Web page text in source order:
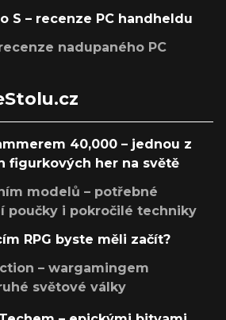
S – recenze PC handheldu
nadupaného PC
40,000 – jednou z
figurkových her na světě
modelů – potřebné
poučky i pokročilé techniky
RPG byste měli začít?
– wargamingem
světové války